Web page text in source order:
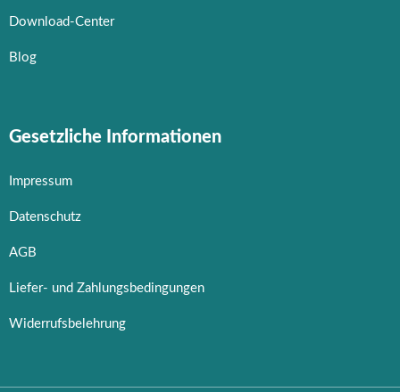
Download-Center
Blog
Gesetzliche Informationen
Impressum
Datenschutz
AGB
Liefer- und Zahlungsbedingungen
Widerrufsbelehrung